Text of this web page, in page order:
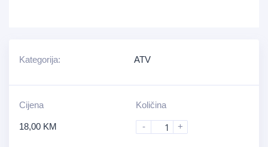
Kategorija: ATV
Cijena
18,00 KM
Količina
- +